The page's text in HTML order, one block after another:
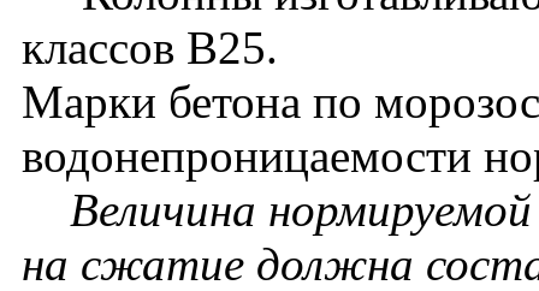
классов В25.
Марки бетона по
водонепроницаемости
Величина
на сжатие должна